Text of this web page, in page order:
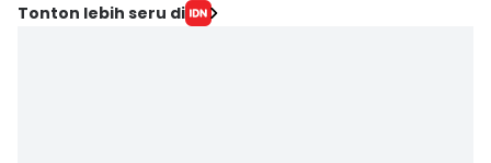
Tonton lebih seru di